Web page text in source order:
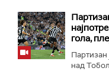
гола,
над